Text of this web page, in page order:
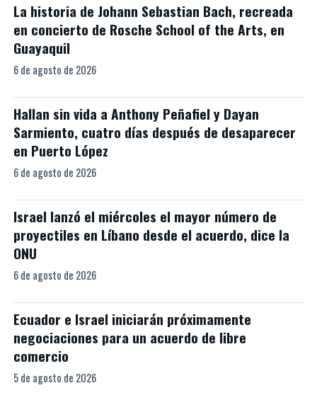
La historia de Johann Sebastian Bach, recreada
en concierto de Rosche School of the Arts, en
Guayaquil
6 de agosto de 2026
Hallan sin vida a Anthony Peñafiel y Dayan
Sarmiento, cuatro días después de desaparecer
en Puerto López
6 de agosto de 2026
Israel lanzó el miércoles el mayor número de
proyectiles en Líbano desde el acuerdo, dice la
ONU
6 de agosto de 2026
Ecuador e Israel iniciarán próximamente
negociaciones para un acuerdo de libre
comercio
5 de agosto de 2026